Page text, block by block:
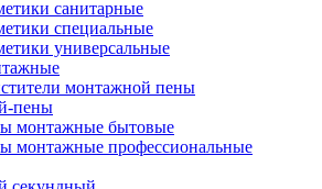
санитарные
специальные
универсальные
монтажной пены
пены
монтажные бытовые
монтажные профессиональные